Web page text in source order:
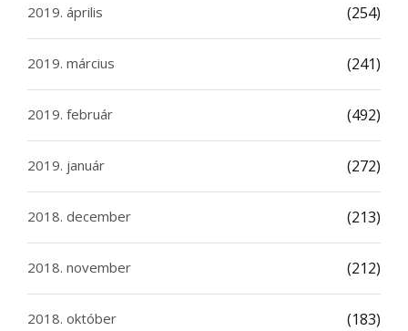
2019. április (254)
2019. március (241)
2019. február (492)
2019. január (272)
2018. december (213)
2018. november (212)
2018. október (183)